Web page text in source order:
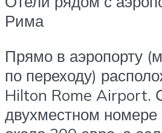
Рима
Прямо в аэропорту
по переходу)
Hilton Rome Airport.
двухместном номере